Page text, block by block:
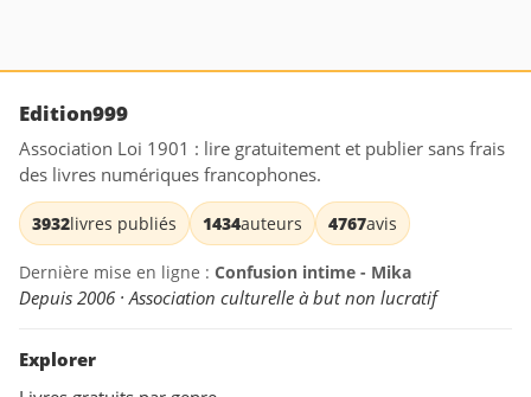
Edition999
Association Loi 1901 : lire gratuitement et publier sans frais
des livres numériques francophones.
3932livres publiés 1434auteurs 4767avis
Dernière mise en ligne : Confusion intime - Mika
Depuis 2006 · Association culturelle à but non lucratif
Explorer